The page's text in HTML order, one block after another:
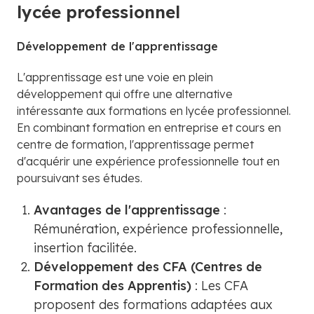
lycée professionnel
Développement de l'apprentissage
L'apprentissage est une voie en plein
développement qui offre une alternative
intéressante aux formations en lycée professionnel.
En combinant formation en entreprise et cours en
centre de formation, l'apprentissage permet
d'acquérir une expérience professionnelle tout en
poursuivant ses études.
Avantages de l'apprentissage :
Rémunération, expérience professionnelle,
insertion facilitée.
Développement des CFA (Centres de
Formation des Apprentis) : Les CFA
proposent des formations adaptées aux